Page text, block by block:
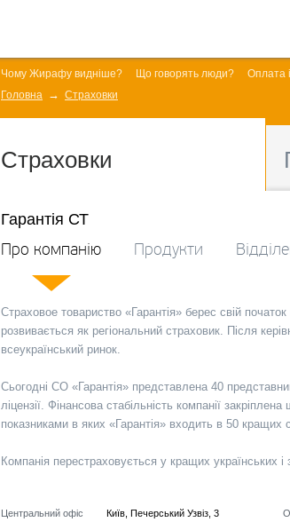
Чому Жирафу видніше? Що говорять люди? Оплата
Головна
Страховки
Страховки
Гарантія СТ
Про компанію
Продукти
Страховое товариство «Гарантія» берес свій
розвивається як регіональний страховик. Після
всеукраїнський ринок.
Сьогодні СО «Гарантія» представлена 40
ліцензії. Фінансова стабільність компанії
показниками в яких «Гарантія» входить в 50 кращих
Компанія перестраховується у кращих українських і
Центральний офіс Київ Печерський Узвіз, 3